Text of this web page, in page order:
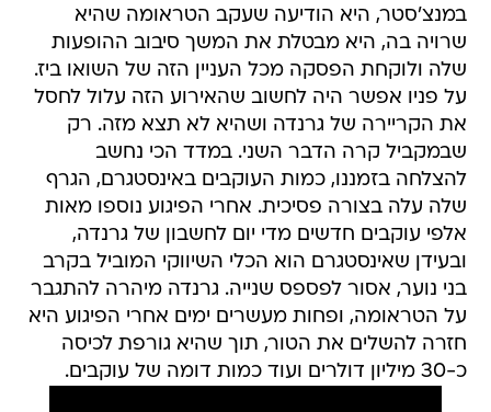
במנצ'סטר, היא הודיעה שעקב הטראומה שהיא
שרויה בה, היא מבטלת את המשך סיבוב ההופעות
שלה ולוקחת הפסקה מכל העניין הזה של השואו ביז.
על פניו אפשר היה לחשוב שהאירוע הזה עלול לחסל
את הקריירה של גרנדה ושהיא לא תצא מזה. רק
שבמקביל קרה הדבר השני. במדד הכי נחשב
להצלחה בזמננו, כמות העוקבים באינסטגרם, הגרף
שלה עלה בצורה פסיכית. אחרי הפיגוע נוספו מאות
אלפי עוקבים חדשים מדי יום לחשבון של גרנדה,
ובעידן שאינסטגרם הוא הכלי השיווקי המוביל בקרב
בני נוער, אסור לפספס שנייה. גרנדה מיהרה להתגבר
על הטראומה, ופחות מעשרים ימים אחרי הפיגוע היא
חזרה להשלים את הטור, תוך שהיא גורפת לכיסה
כ-30 מיליון דולרים ועוד כמות דומה של עוקבים.